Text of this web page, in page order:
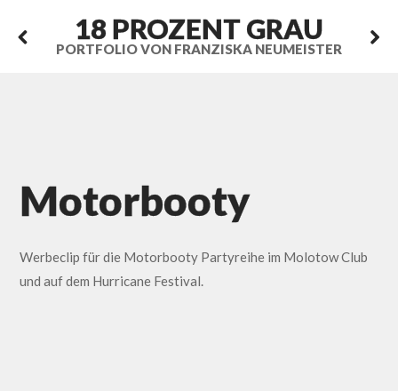
18 PROZENT GRAU
PORTFOLIO VON FRANZISKA NEUMEISTER
Motorbooty
Werbeclip für die Motorbooty Partyreihe im Molotow Club
und auf dem Hurricane Festival.